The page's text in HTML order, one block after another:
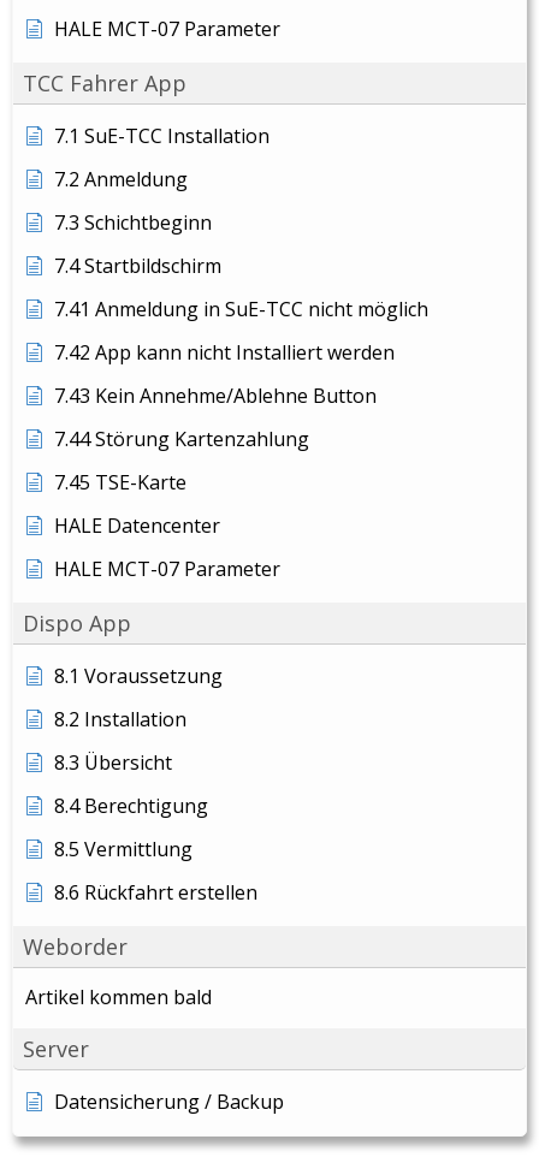
HALE MCT-07 Parameter
TCC Fahrer App
7.1 SuE-TCC Installation
7.2 Anmeldung
7.3 Schichtbeginn
7.4 Startbildschirm
7.41 Anmeldung in SuE-TCC nicht möglich
7.42 App kann nicht Installiert werden
7.43 Kein Annehme/Ablehne Button
7.44 Störung Kartenzahlung
7.45 TSE-Karte
HALE Datencenter
HALE MCT-07 Parameter
Dispo App
8.1 Voraussetzung
8.2 Installation
8.3 Übersicht
8.4 Berechtigung
8.5 Vermittlung
8.6 Rückfahrt erstellen
Weborder
Artikel kommen bald
Server
Datensicherung / Backup